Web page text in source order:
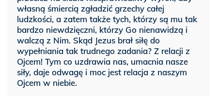
własną śmiercią zgładzić grzechy całej
ludzkości, a zatem także tych, którzy są mu tak
bardzo niewdzięczni, którzy Go nienawidzą i
walczą z Nim. Skąd Jezus brał siłę do
wypełniania tak trudnego zadania? Z relacji z
Ojcem! Tym co uzdrawia nas, umacnia nasze
siły, daje odwagę i moc jest relacja z naszym
Ojcem w niebie.